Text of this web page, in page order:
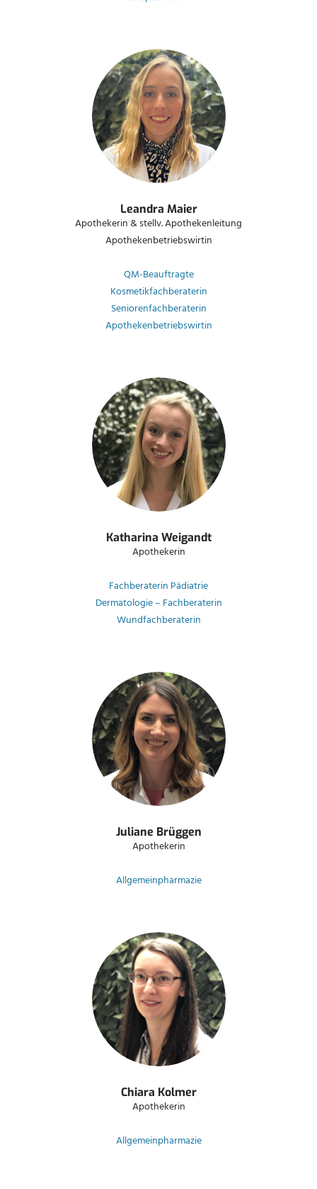
Leandra Maier
Apothekerin & stellv. Apothekenleitung
Apothekenbetriebswirtin
QM-Beauftragte
Kosmetikfachberaterin
Seniorenfachberaterin
Apothekenbetriebswirtin
Katharina Weigandt
Apothekerin
Fachberaterin Pädiatrie
Dermatologie – Fachberaterin
Wundfachberaterin
Juliane Brüggen
Apothekerin
Allgemeinpharmazie
Chiara Kolmer
Apothekerin
Allgemeinpharmazie